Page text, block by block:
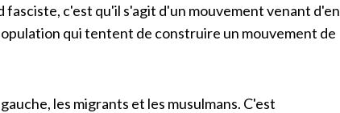
c'est qu'il s'agit d'un mouvement venant d'en
qui tentent de construire un mouvement de
les migrants et les musulmans. C'est